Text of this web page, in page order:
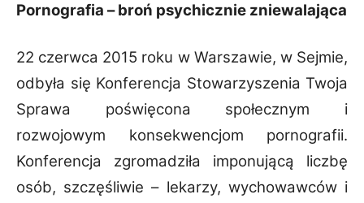
Pornografia – broń psychicznie zniewalająca
22 czerwca 2015 roku w Warszawie, w Sejmie,
odbyła się Konferencja Stowarzyszenia Twoja
Sprawa poświęcona społecznym i
rozwojowym konsekwencjom pornografii.
Konferencja zgromadziła imponującą liczbę
osób, szczęśliwie – lekarzy, wychowawców i